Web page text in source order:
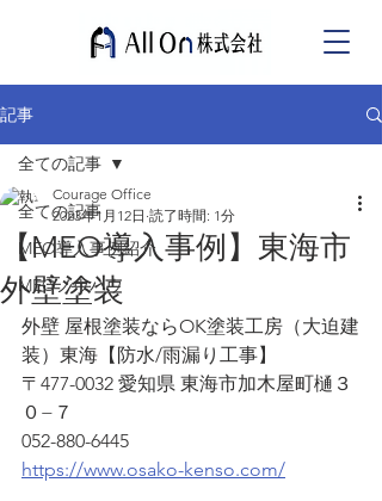
記事
全ての記事
MEO導入事例紹介
MEOノウハウ
全ての記事
【MEO導入事例】東海市
外壁塗装
Courage Office
2023年1月12日 読了時間: 1分
外壁 屋根塗装ならOK塗装工房（大迫建
装）東海【防水/雨漏り工事】
〒477-0032 愛知県 東海市加木屋町樋３
０−７
052-880-6445
https://www.osako-kenso.com/